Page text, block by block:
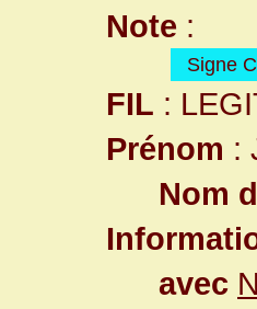
Note :
Signe
FIL :
Prénom :
Nom
avec